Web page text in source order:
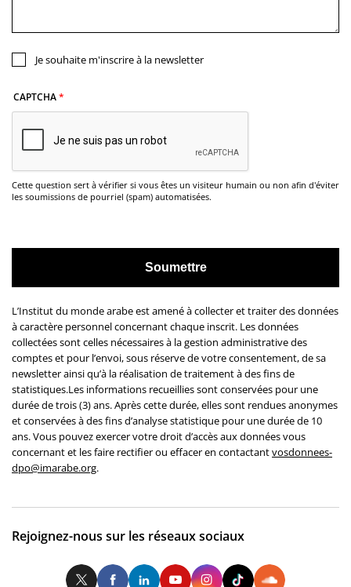
Je souhaite m'inscrire à la newsletter
CAPTCHA
Cette question sert à vérifier si vous êtes un visiteur humain ou non afin d'éviter
les soumissions de pourriel (spam) automatisées.
L’Institut du monde arabe est amené à collecter et traiter des données
à caractère personnel concernant chaque inscrit. Les données
collectées sont celles nécessaires à la gestion administrative des
comptes et pour l’envoi, sous réserve de votre consentement, de sa
newsletter ainsi qu’à la réalisation de traitement à des fins de
statistiques.Les informations recueillies sont conservées pour une
durée de trois (3) ans. Après cette durée, elles sont rendues anonymes
et conservées à des fins d’analyse statistique pour une durée de 10
ans. Vous pouvez exercer votre droit d’accès aux données vous
concernant et les faire rectifier ou effacer en contactantvosdonnees-
dpo@imarabe.org.
Rejoignez-nous sur les réseaux sociaux
TwitterFacebookLinkedInYoutubeInstagram